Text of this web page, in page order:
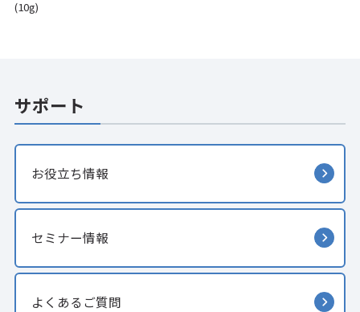
(10g)
サポート
お役立ち情報
セミナー情報
よくあるご質問